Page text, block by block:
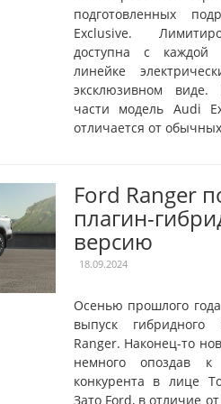
подготовленных
Exclusive.
доступна с каждой
линейке
эксклюзивном виде.
части модель Audi
отличается от
Ford Ranger
плагин-
версию
18.09.2024
Осенью прошлого
выпуск гибридного
Ranger. Наконец-то
немного опоздав
конкурента в лице
Зато Ford, в отличие